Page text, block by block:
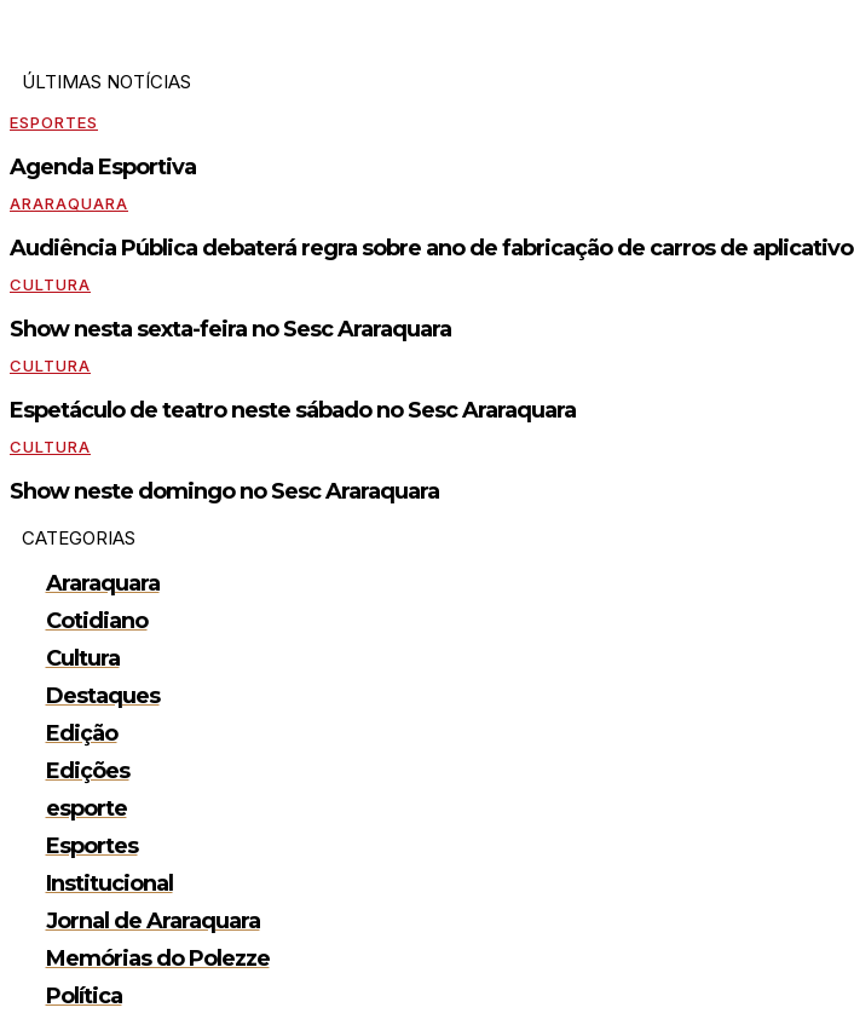
ÚLTIMAS NOTÍCIAS
ESPORTES
Agenda Esportiva
ARARAQUARA
Audiência Pública debaterá regra sobre ano de fabricação de carros de aplicativo
CULTURA
Show nesta sexta-feira no Sesc Araraquara
CULTURA
Espetáculo de teatro neste sábado no Sesc Araraquara
CULTURA
Show neste domingo no Sesc Araraquara
CATEGORIAS
Araraquara
Cotidiano
Cultura
Destaques
Edição
Edições
esporte
Esportes
Institucional
Jornal de Araraquara
Memórias do Polezze
Política